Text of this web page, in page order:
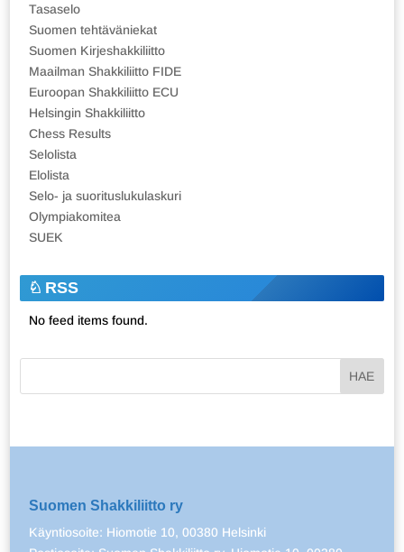
Tasaselo
Suomen tehtäväniekat
Suomen Kirjeshakkiliitto
Maailman Shakkiliitto FIDE
Euroopan Shakkiliitto ECU
Helsingin Shakkiliitto
Chess Results
Selolista
Elolista
Selo- ja suorituslukulaskuri
Olympiakomitea
SUEK
RSS
No feed items found.
Suomen Shakkiliitto ry
Käyntiosoite: Hiomotie 10, 00380 Helsinki